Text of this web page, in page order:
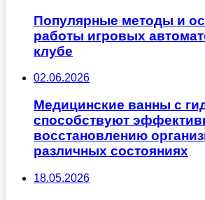
Популярные методы и
работы игровых
клубе
02.06.2026
Медицинские ванны с
способствуют
восстановлению
различных состояниях
18.05.2026